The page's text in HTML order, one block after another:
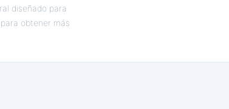
diseñado para
obtener más